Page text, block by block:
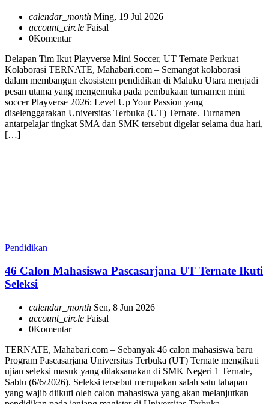
calendar_month Ming, 19 Jul 2026
account_circle Faisal
0Komentar
Delapan Tim Ikut Playverse Mini Soccer, UT Ternate Perkuat
Kolaborasi TERNATE, Mahabari.com – Semangat kolaborasi
dalam membangun ekosistem pendidikan di Maluku Utara menjadi
pesan utama yang mengemuka pada pembukaan turnamen mini
soccer Playverse 2026: Level Up Your Passion yang
diselenggarakan Universitas Terbuka (UT) Ternate. Turnamen
antarpelajar tingkat SMA dan SMK tersebut digelar selama dua hari,
[…]
Pendidikan
46 Calon Mahasiswa Pascasarjana UT Ternate Ikuti
Seleksi
calendar_month Sen, 8 Jun 2026
account_circle Faisal
0Komentar
TERNATE, Mahabari.com – Sebanyak 46 calon mahasiswa baru
Program Pascasarjana Universitas Terbuka (UT) Ternate mengikuti
ujian seleksi masuk yang dilaksanakan di SMK Negeri 1 Ternate,
Sabtu (6/6/2026). Seleksi tersebut merupakan salah satu tahapan
yang wajib diikuti oleh calon mahasiswa yang akan melanjutkan